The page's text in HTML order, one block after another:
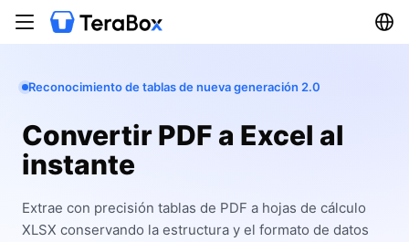
Reconocimiento de tablas de nueva generación 2.0
Convertir PDF a Excel al
instante
Extrae con precisión tablas de PDF a hojas de cálculo
XLSX conservando la estructura y el formato de datos